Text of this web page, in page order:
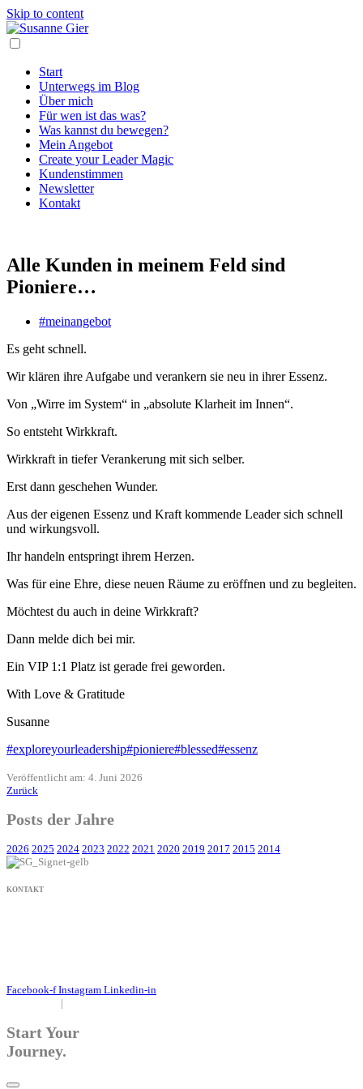
Skip to content
Start
Unterwegs im Blog
Über mich
Für wen ist das was?
Was kannst du bewegen?
Mein Angebot
Create your Leader Magic
Kundenstimmen
Newsletter
Kontakt
Alle Kunden in meinem Feld sind
Pioniere…
#meinangebot
Es geht schnell.
Wir klären ihre Aufgabe und verankern sie neu in ihrer Essenz.
Von „Wirre im System“ in „absolute Klarheit im Innen“.
So entsteht Wirkkraft.
Wirkkraft in tiefer Verankerung mit sich selber.
Erst dann geschehen Wunder.
Aus der eigenen Essenz und Kraft kommende Leader sich schnell
und wirkungsvoll.
Ihr handeln entspringt ihrem Herzen.
Was für eine Ehre, diese neuen Räume zu eröffnen und zu begleiten.
Möchtest du auch in deine Wirkkraft?
Dann melde dich bei mir.
Ein VIP 1:1 Platz ist gerade frei geworden.
With Love & Gratitude
Susanne
#exploreyourleadership#pioniere#blessed#essenz
Veröffentlicht am: 4. Juni 2026
Zurück
Posts der Jahre
2026 2025 2024 2023 2022 2021 2020 2019 2017 2015 2014
KONTAKT
Facebook-f Instagram Linkedin-in
|
Start Your
Journey.